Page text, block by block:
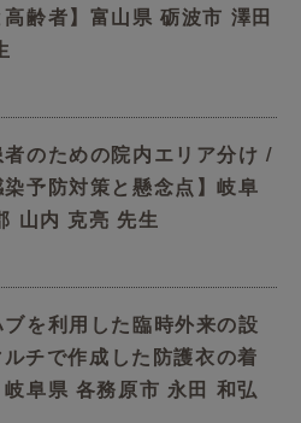
高齢者】富山県 砺波市 澤田
者のための院内エリア分け /
予防対策と懸念点】岐阜
山内 克亮 先生
ブを利用した臨時外来の設
チで作成した防護衣の着
阜県 各務原市 永田 和弘